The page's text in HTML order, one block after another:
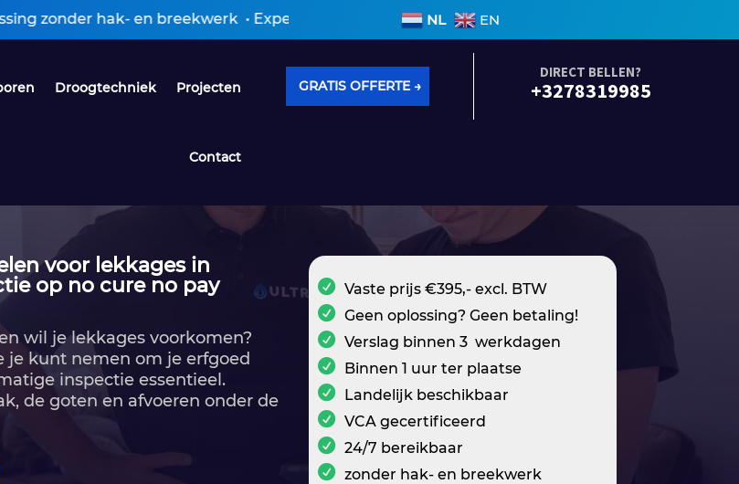
en breekwerk • Expertiseverslag ontvangen binnen 3 werkdagen • Geen voorrijkosten • Alle
NL EN
Droogtechniek Projecten
Contact
GRATIS OFFERTE →
DIRECT BELLEN?
+3278319985
voor lekkages in
op no cure no pay
wil je lekkages voorkomen?
je kunt nemen om je erfgoed
inspectie essentieel.​
de goten en afvoeren onder de
Vaste prijs €395,- excl. BTW
Geen oplossing? Geen betaling!
Verslag binnen 3 werkdagen
Binnen 1 uur ter plaatse
Landelijk beschikbaar
VCA gecertificeerd
24/7 bereikbaar
zonder hak- en breekwerk